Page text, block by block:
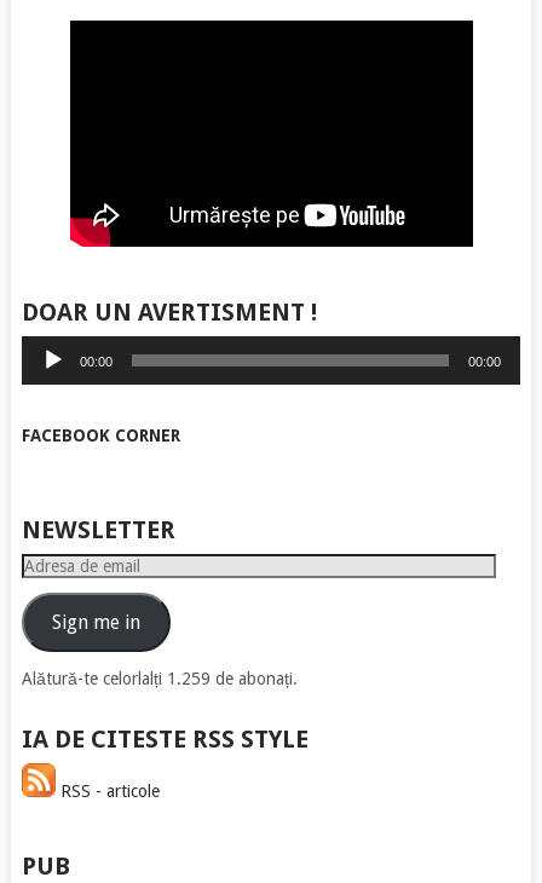
DOAR UN AVERTISMENT !
Player
audio
00:00 00:00
FACEBOOK CORNER
NEWSLETTER
Adresa
emailSign me in
Alătură-te celorlalți 1.259 de abonați.
IA DE CITESTE RSS STYLE
RSS - articole
PUB